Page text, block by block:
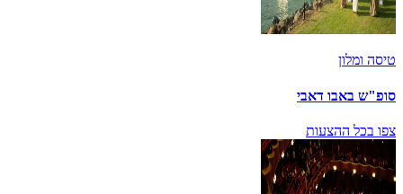
טיסה ומלון
סופ"ש באבו דאבי
צפו בכל ההצעות